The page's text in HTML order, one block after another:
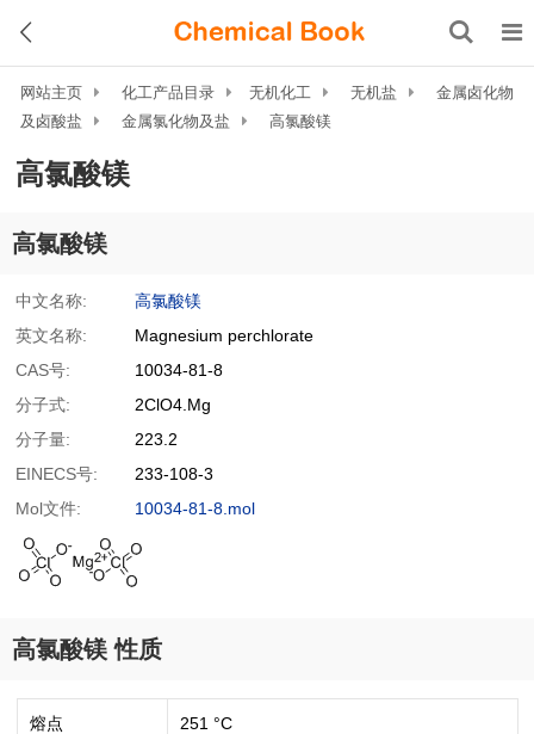
网站主页 化工产品目录 无机化工 无机盐
金属卤化物
及卤酸盐
金属氯化物及盐 高氯酸镁
高氯酸镁
高氯酸镁
中文名称:
高氯酸镁
英文名称:
Magnesium perchlorate
CAS号:
10034-81-8
分子式:
2ClO4.Mg
分子量:
223.2
EINECS号:
233-108-3
Mol文件:
10034-81-8.mol
高氯酸镁 性质
熔点 251 °C